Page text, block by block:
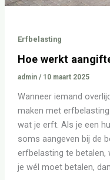
Erfbelasting
Hoe werkt
admin / 10 maart 2025
Wanneer iemand
maken met
wat je erft. Als je een
soms aangeven bij de
erfbelasting te betalen,
je wél moet betalen,